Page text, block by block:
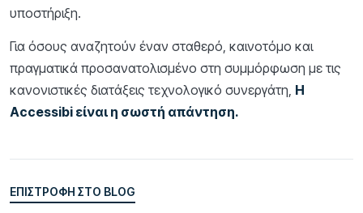
υποστήριξη.
Για όσους αναζητούν έναν σταθερό, καινοτόμο και
πραγματικά προσανατολισμένο στη συμμόρφωση με τις
κανονιστικές διατάξεις τεχνολογικό συνεργάτη, Η
Accessibi είναι η σωστή απάντηση.
ΕΠΙΣΤΡΟΦΉ ΣΤΟ BLOG
ΕΠΙΣΤΡΟΦΉ ΣΤΟ BLOG